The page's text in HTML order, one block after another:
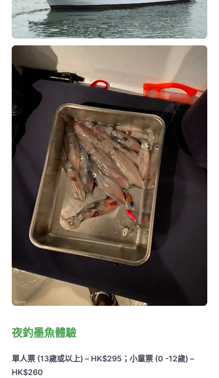
夜釣墨魚體驗
單人票 (13歲或以上) – HK$295；小童票 (0 -12歲) –
HK$260